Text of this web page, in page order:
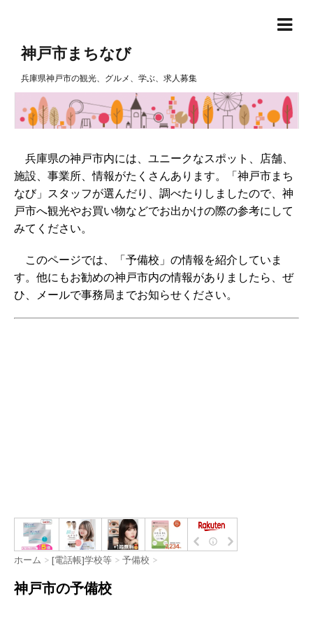
神戸市まちなび
兵庫県神戸市の観光、グルメ、学ぶ、求人募集
兵庫県の神戸市内には、ユニークなスポット、店舗、
施設、事業所、情報がたくさんあります。「神戸市まち
なび」スタッフが選んだり、調べたりしましたので、神
戸市へ観光やお買い物などでお出かけの際の参考にして
みてください。
このページでは、「予備校」の情報を紹介していま
す。他にもお勧めの神戸市内の情報がありましたら、ぜ
ひ、メールで事務局までお知らせください。
ホーム > [電話帳]学校等 > 予備校 >
神戸市の予備校